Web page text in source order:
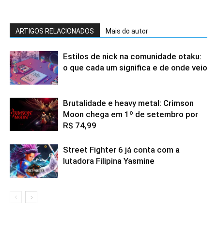
ARTIGOS RELACIONADOS Mais do autor
Estilos de nick na comunidade otaku:
o que cada um significa e de onde veio
Brutalidade e heavy metal: Crimson
Moon chega em 1º de setembro por
R$ 74,99
Street Fighter 6 já conta com a
lutadora Filipina Yasmine